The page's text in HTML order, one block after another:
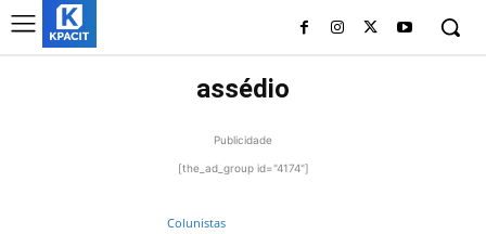
assédio
Publicidade
[the_ad_group id="4174"]
Colunistas